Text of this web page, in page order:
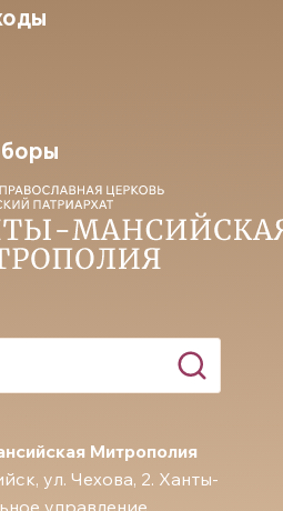
Митрополия
ул. Чехова, 2. Ханты-